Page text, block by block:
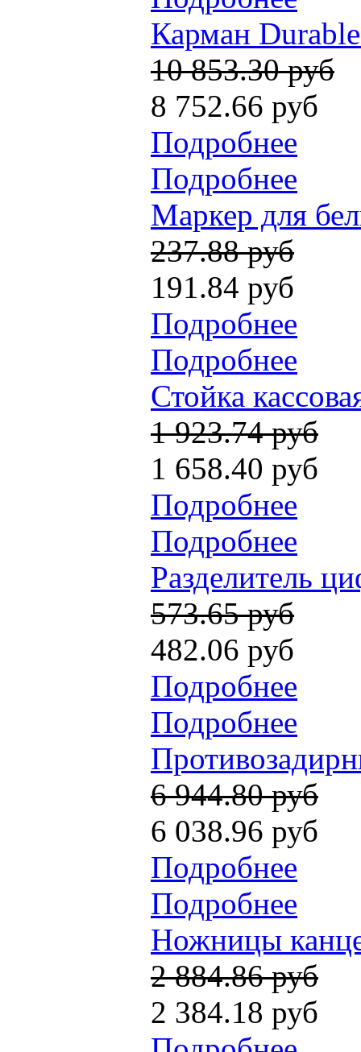
Карман
10 853.30 руб
8 752.66 руб
Подробнее
Подробнее
Маркер для
237.88 руб
191.84 руб
Подробнее
Подробнее
Стойка
1 923.74 руб
1 658.40 руб
Подробнее
Подробнее
Разделитель
573.65 руб
482.06 руб
Подробнее
Подробнее
6 944.80 руб
6 038.96 руб
Подробнее
Подробнее
Ножницы
2 884.86 руб
2 384.18 руб